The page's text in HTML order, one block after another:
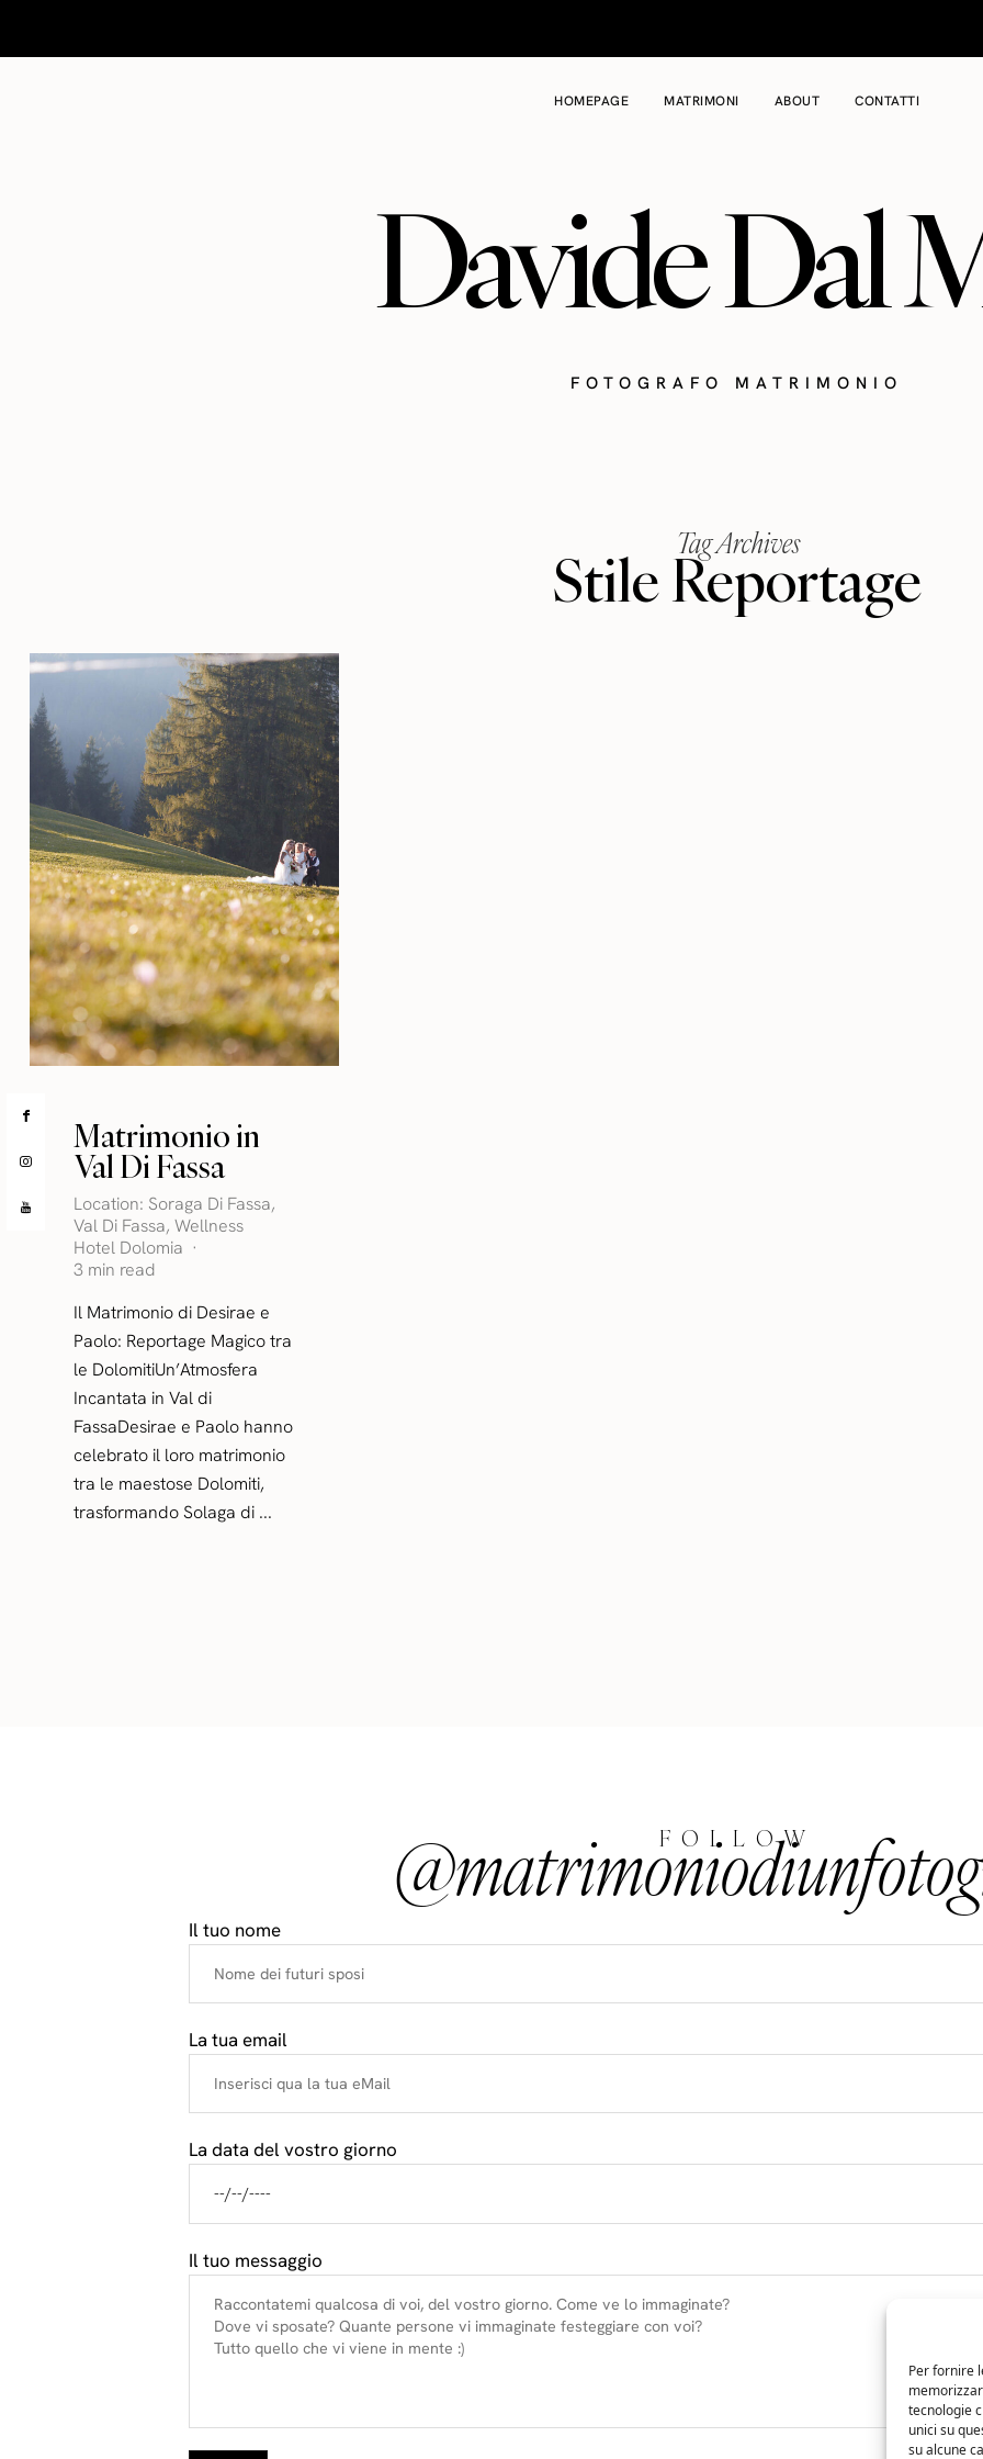
Per fornire
tecnologie
unici su
su alcune
HOMEPAGE MATRIMONI ABOUT CONTATTI
Davide Dal
FOTOGRAFO MATRIMONIO
Tag Archives
Stile Reportage
Matrimonio in
Val Di Fassa
Location: Soraga Di Fassa,
Val Di Fassa,Wellness
Hotel Dolomia
3 min read
Il Matrimonio di Desirae e
Paolo: Reportage Magico tra
le DolomitiUn’Atmosfera
Incantata in Val di
FassaDesirae e Paolo hanno
celebrato il loro matrimonio
tra le maestose Dolomiti,
trasformando Solaga di ...
FOLLOW
Il tuo nome
La tua email
La data del vostro giorno
Il tuo messaggio